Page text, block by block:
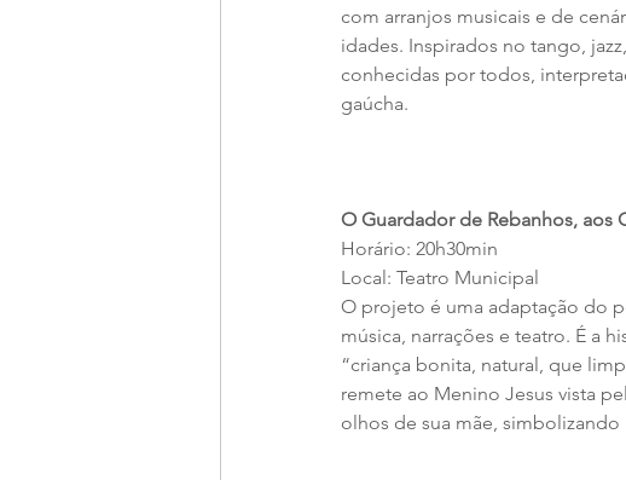
com arranjos musicais e de
idades. Inspirados no tango,
conhecidas por todos,
gaúcha.
O Guardador de Rebanhos, aos
Horário: 20h30min
Local: Teatro Municipal
O projeto é uma adaptação do
música, narrações e teatro. É a
“criança bonita, natural, que
remete ao Menino Jesus vista
olhos de sua mãe, simbolizando